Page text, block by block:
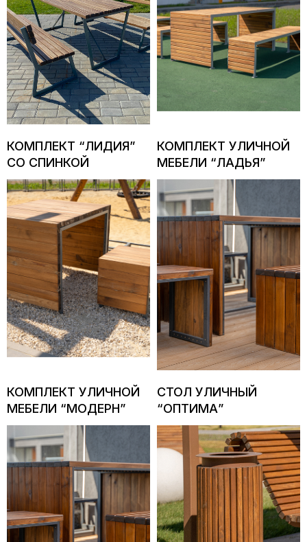
КОМПЛЕКТ “ЛИДИЯ”
СО СПИНКОЙ
КОМПЛЕКТ УЛИЧНОЙ
МЕБЕЛИ “ЛАДЬЯ”
КОМПЛЕКТ УЛИЧНОЙ
МЕБЕЛИ “МОДЕРН”
СТОЛ УЛИЧНЫЙ
“ОПТИМА”